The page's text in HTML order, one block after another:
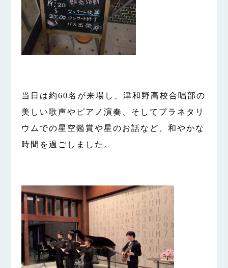
当日は約60名が来場し、津和野高校合唱部の
美しい歌声やピアノ演奏、そしてプラネタリ
ウムでの星空鑑賞や星のお話など、和やかな
時間を過ごしました。